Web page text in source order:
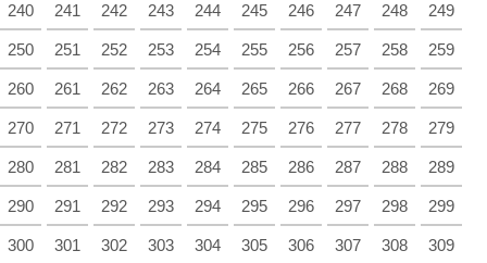
240 241 242 243 244 245 246 247 248 249
250 251 252 253 254 255 256 257 258 259
260 261 262 263 264 265 266 267 268 269
270 271 272 273 274 275 276 277 278 279
280 281 282 283 284 285 286 287 288 289
290 291 292 293 294 295 296 297 298 299
300 301 302 303 304 305 306 307 308 309